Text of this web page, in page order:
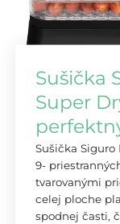
Sušička
Super
Sušička Siguro
9-
tvarovanými
celej ploche
spodnej časti,